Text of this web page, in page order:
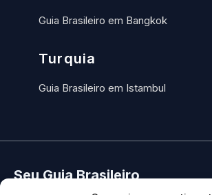
Guia Brasileiro em Bangkok
Turquia
Guia Brasileiro em Istambul
Seu Guia Brasileiro